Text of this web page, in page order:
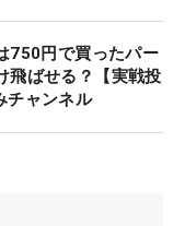
750円で買ったパー
飛ばせる？【実戦投
チャンネル